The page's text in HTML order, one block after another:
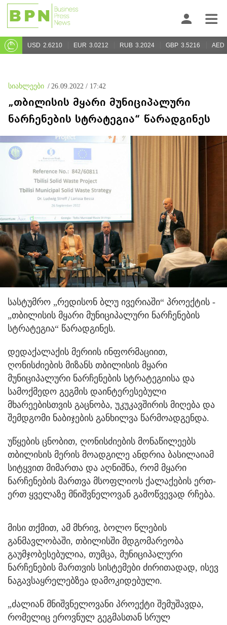
USD 2.6210 EUR 3.0212 RUB 3.2024 GBP 3.5216 AED
სიახლეები / 26.09.2022 / 17:42
„თბილისის მყარი მუნიციპალური
ნარჩენების სტრატეგია“ წარადგინეს
სასტუმრო „რედისონ ბლუ ივერიაში“ პროექტის -
„თბილისის მყარი მუნიციპალური ნარჩენების
სტრატეგია“ წარადგინეს.
დედაქალაქის მერიის ინფორმაციით,
ღონისძიების მიზანს თბილისის მყარი
მუნიციპალური ნარჩენების სტრატეგიისა და
სამოქმედო გეგმის დაინტერესებული
მხარეებისთვის გაცნობა, უკუკავშირის მიღება და
შემდგომი ნაბიჯების განხილვა წარმოადგენდა.
უწყების ცნობით, ღონისძიების მონაწილეებს
თბილისის მერის მოადგილე ანდრია ბასილაიამ
სიტყვით მიმართა და აღნიშნა, რომ მყარი
ნარჩენების მართვა მსოფლიოს ქალაქების ერთ-
ერთ ყველაზე მნიშვნელოვან გამოწვევად რჩება.
მისი თქმით, ამ მხრივ, ბოლო წლების
განმავლობაში, თბილისში მდგომარეობა
გაუმჯობესებულია, თუმცა, მუნიციპალური
ნარჩენების მართვის სისტემები ძირითადად, ისევ
ნაგავსაყრელებზეა დამოკიდებული.
„ძალიან მნიშვნელოვანი პროექტი შემუშავდა,
რომელიც ეროვნულ გეგმასთან სრულ